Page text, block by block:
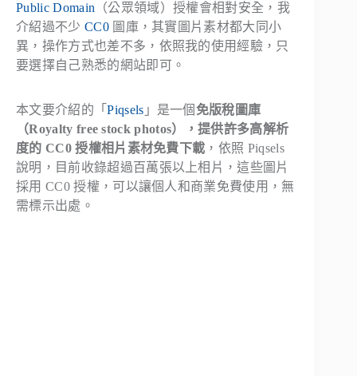
Public Domain （公眾領域）授權會相對安全，我
介紹過不少 CC0圖庫，其實圖片素材都大同小
異，操作方式也差不多，依照我的使用經驗，只
要選擇自己熟悉的網站即可。
本文要介紹的「Piqsels 」是一個 免版稅圖庫
（Royalty free stock photos），提供許多高解析
度的 CC0 授權相片素材免費下載 ，依照 Piqsels
說明，目前收錄超過百萬張以上相片，這些圖片
採用 CC0 授權，可以讓個人和商業免費使用，無
需標示出處。